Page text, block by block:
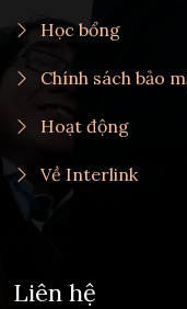
Học bổng
Chính sách bảo
Hoạt động
Về Interlink
Liên hệ